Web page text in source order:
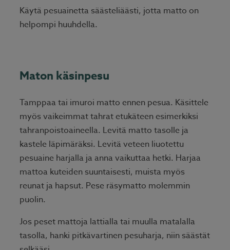
Käytä pesuainetta säästeliäästi, jotta matto on
helpompi huuhdella.
Maton käsinpesu
Tamppaa tai imuroi matto ennen pesua. Käsittele
myös vaikeimmat tahrat etukäteen esimerkiksi
tahranpoistoaineella. Levitä matto tasolle ja
kastele läpimäräksi. Levitä veteen liuotettu
pesuaine harjalla ja anna vaikuttaa hetki. Harjaa
mattoa kuteiden suuntaisesti, muista myös
reunat ja hapsut. Pese räsymatto molemmin
puolin.
Jos peset mattoja lattialla tai muulla matalalla
tasolla, hanki pitkävartinen pesuharja, niin säästät